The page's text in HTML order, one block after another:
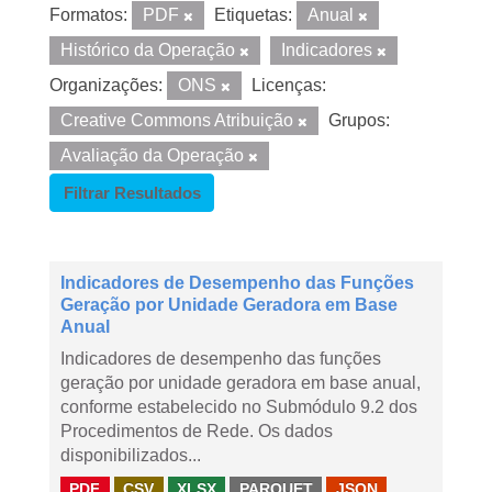
Formatos: PDF Etiquetas:
Anual
Histórico da Operação
Indicadores
Organizações:
ONS
Licenças:
Creative Commons Atribuição
Grupos:
Avaliação da Operação
Filtrar Resultados
Indicadores de Desempenho das Funções
Geração por Unidade Geradora em Base
Anual
Indicadores de desempenho das funções
geração por unidade geradora em base anual,
conforme estabelecido no Submódulo 9.2 dos
Procedimentos de Rede. Os dados
disponibilizados...